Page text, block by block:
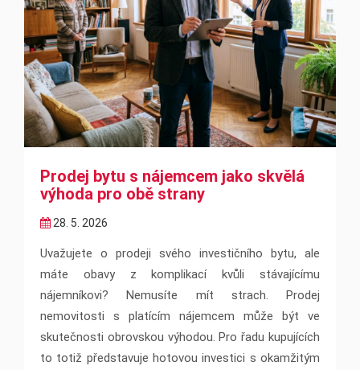
Prodej bytu s nájemcem jako skvělá
výhoda pro obě strany
28. 5. 2026
Uvažujete o prodeji svého investičního bytu, ale
máte obavy z komplikací kvůli stávajícímu
nájemníkovi? Nemusíte mít strach. Prodej
nemovitosti s platícím nájemcem může být ve
skutečnosti obrovskou výhodou. Pro řadu kupujících
to totiž představuje hotovou investici s okamžitým